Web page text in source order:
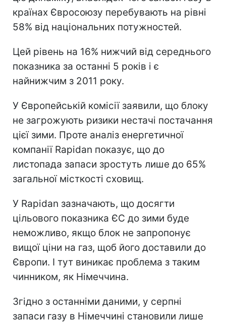
країнах Євросоюзу перебувають на рівні
58% від національних потужностей.
Цей рівень на 16% нижчий від середнього
показника за останні 5 років і є
найнижчим з 2011 року.
У Європейській комісії заявили, що блоку
не загрожують ризики нестачі постачання
цієї зими. Проте аналіз енергетичної
компанії Rapidan показує, що до
листопада запаси зростуть лише до 65%
загальної місткості сховищ.
У Rapidan зазначають, що досягти
цільового показника ЄС до зими буде
неможливо, якщо блок не запропонує
вищої ціни на газ, щоб його доставили до
Європи. І тут виникає проблема з таким
чинником, як Німеччина.
Згідно з останніми даними, у серпні
запаси газу в Німеччині становили лише